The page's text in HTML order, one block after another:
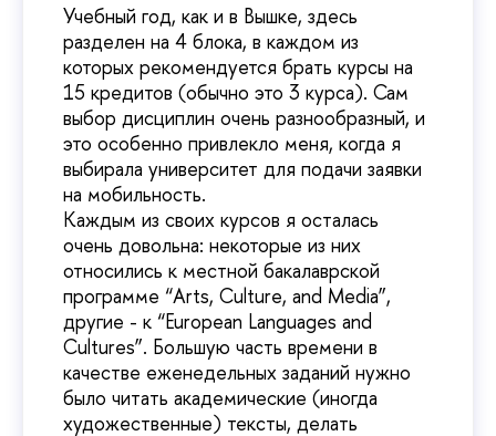
Учебный год, как и в Вышке, здесь
разделен на 4 блока, в каждом из
которых рекомендуется брать курсы на
15 кредитов (обычно это 3 курса). Сам
выбор дисциплин очень разнообразный, и
это особенно привлекло меня, когда я
выбирала университет для подачи заявки
на мобильность.
Каждым из своих курсов я осталась
очень довольна: некоторые из них
относились к местной бакалаврской
программе “Arts, Culture, and Media”,
другие - к “European Languages and
Cultures”. Большую часть времени в
качестве еженедельных заданий нужно
было читать академические (иногда
художественные) тексты, делать